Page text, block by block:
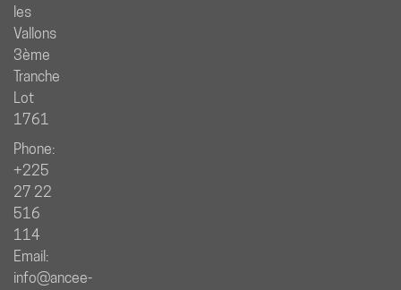
les
Vallons
3ème
Tranche
Lot
1761
Phone:
+225
27 22
516
114
Email:
info@ancee-